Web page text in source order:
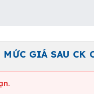
GIÁ SAU CK